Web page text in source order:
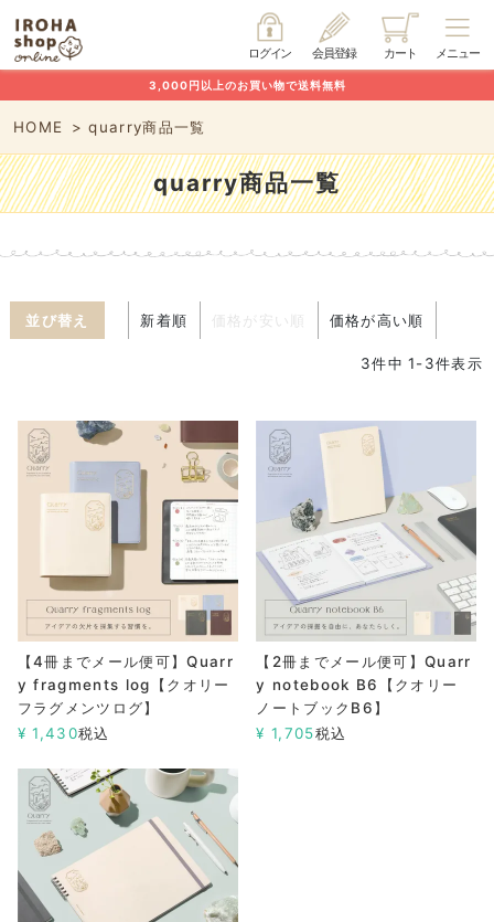
メニュー
カート
会員登録
ログイン
3,000円以上のお買い物で送料無料
HOME quarry商品一覧
quarry商品一覧
並び替え 新着順 価格が安い順 価格が高い順
3件中 1-3件表示
【4冊までメール便可】Quarr
y fragments log【クオリー
フラグメンツログ】
¥ 1,430税込
【2冊までメール便可】Quarr
y notebook B6【クオリー
ノートブックB6】
¥ 1,705税込